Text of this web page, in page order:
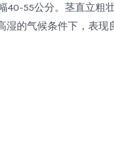
55公分。茎直立粗
的气候条件下，表现